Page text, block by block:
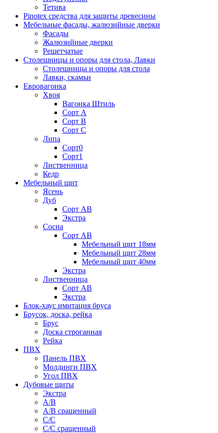
Тетива
Pinotex средства для защиты древесины
Мебельные фасады, жалюзийные дверки
Фасады
Жалюзийные дверки
Решетчатые
Столешницы и опоры для стола, Лавки
Столешницы и опоры для стола
Лавки, скамьи
Евровагонка
Хвоя
Вагонка Штиль
Сорт А
Сорт В
Сорт С
Липа
Сорт0
Сорт1
Лиственница
Кедр
Мебельный щит
Ясень
Дуб
Сорт АВ
Экстра
Сосна
Сорт АВ
Мебельный щит 18мм
Мебельный щит 28мм
Мебельный щит 40мм
Экстра
Лиственница
Сорт АВ
Экстра
Блок-хаус имитация бруса
Брусок, доска, рейка
Брус
Доска строганная
Рейка
ПВХ
Панель ПВХ
Молдинги ПВХ
Угол ПВХ
Дубовые щиты
Экстра
А/В
А/В сращенный
С/С
С/С сращенный